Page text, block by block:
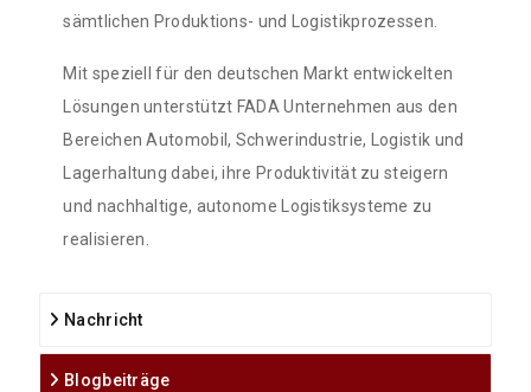
sämtlichen Produktions- und Logistikprozessen.
Mit speziell für den deutschen Markt entwickelten
Lösungen unterstützt FADA Unternehmen aus den
Bereichen Automobil, Schwerindustrie, Logistik und
Lagerhaltung dabei, ihre Produktivität zu steigern
und nachhaltige, autonome Logistiksysteme zu
realisieren.
Nachricht
Blogbeiträge